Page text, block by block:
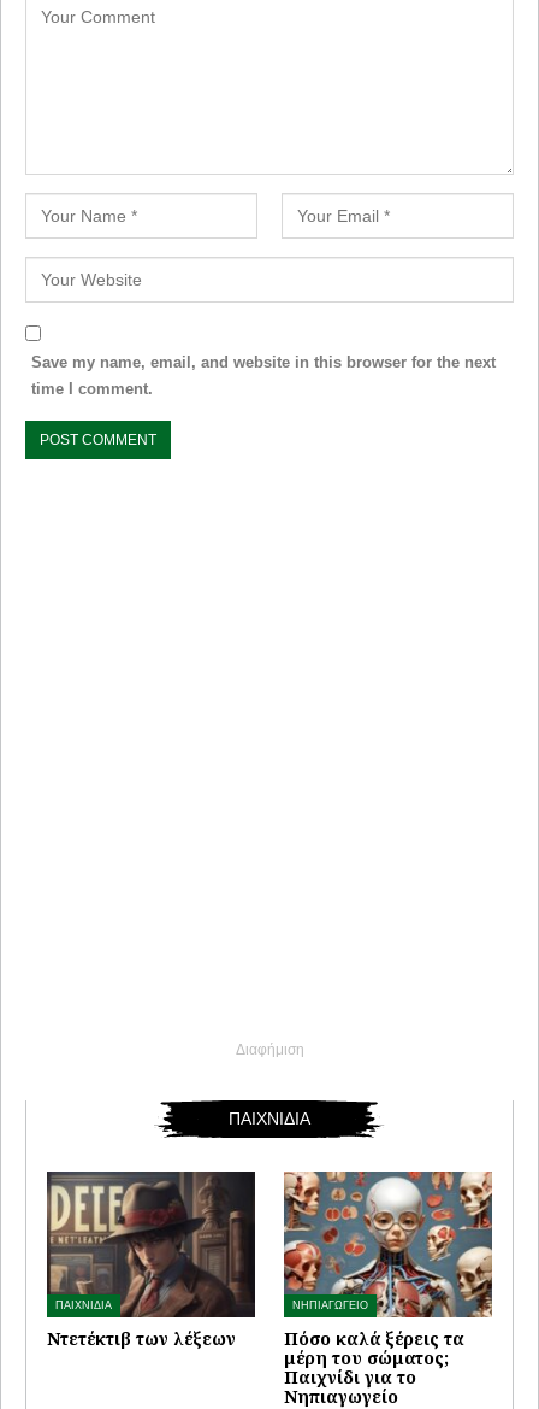
Save my name, email, and website in this browser for the next
time I comment.
Διαφήμιση
ΠΑΙΧΝΙΔΙΑ
ΠΑΙΧΝΙΔΙΑ
Ντετέκτιβ των λέξεων
ΝΗΠΙΑΓΩΓΕΙΟ
Πόσο καλά ξέρεις τα
μέρη του σώματος;
Παιχνίδι για το
Νηπιαγωγείο